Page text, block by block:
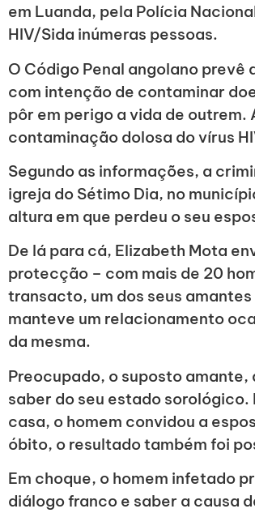
em Luanda, pela Polícia
HIV/Sida inúmeras pessoas.
O Código Penal angolano prevê
com intenção de contaminar
pôr em perigo a vida de
contaminação dolosa do vírus
Segundo as informações, a
igreja do Sétimo Dia, no
altura em que perdeu o seu
De lá para cá, Elizabeth Mota
protecção – com mais de 20
transacto, um dos seus
manteve um relacionamento
da mesma.
Preocupado, o suposto
saber do seu estado
casa, o homem convidou a
óbito, o resultado também foi
Em choque, o homem infetado
diálogo franco e saber a causa